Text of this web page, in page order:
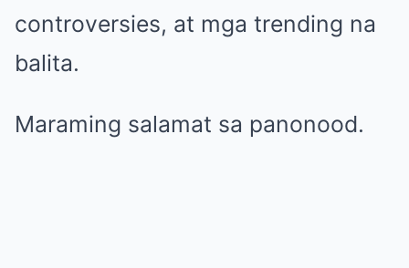
controversies, at mga trending na
balita.
Maraming salamat sa panonood.